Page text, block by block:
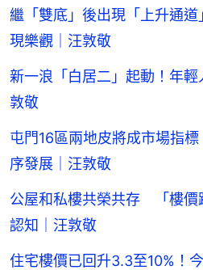
繼「雙底」後出現「上升通
現樂觀｜汪敦敬
新一浪「白居二」起動！年
敦敬
屯門16區兩地皮將成市場指
序發展｜汪敦敬
公屋和私樓共榮共存 「樓價
認知｜汪敦敬
住宅樓價已回升3.3至10%！